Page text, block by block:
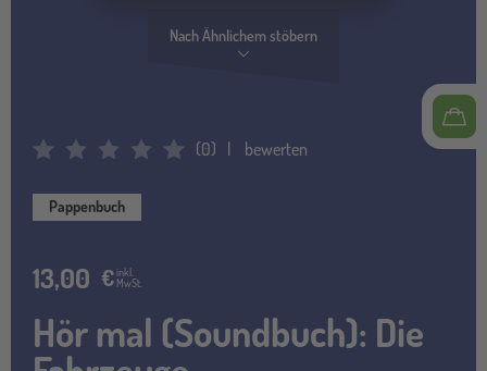
Nach Ähnlichem stöbern
Average Rating: 0 (0) bewerten
Pappenbuch
13,00 €inkl.
MwSt.
Hör mal (Soundbuch): Die